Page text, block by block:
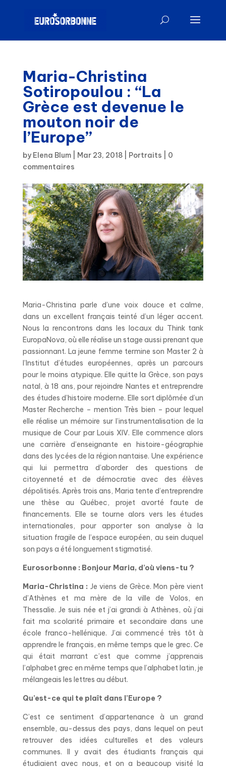
Maria-Christina
Sotiropoulou : “La
Grèce est devenue le
mouton noir de
l’Europe”
by Elena Blum| Mar 23, 2018| Portraits
0
commentaires
Maria-Christina parle d’une voix douce et calme,
dans un excellent français teinté d’un léger accent.
Nous la rencontrons dans les locaux du Think tank
EuropaNova, où elle réalise un stage aussi prenant que
passionnant. La jeune femme termine son Master 2 à
l’Institut d’études européennes, après un parcours
pour le moins atypique. Elle quitte la Grèce, son pays
natal, à 18 ans, pour rejoindre Nantes et entreprendre
des études d’histoire moderne. Elle sort diplômée d’un
Master Recherche – mention Très bien – pour lequel
elle réalise un mémoire sur l’instrumentalisation de la
musique de Cour par Louis XIV. Elle commence alors
une carrière d’enseignante en histoire-géographie
dans des lycées de la région nantaise. Une expérience
qui lui permettra d’aborder des questions de
citoyenneté et de démocratie avec des élèves
dépolitisés. Après trois ans, Maria tente d’entreprendre
une thèse au Québec, projet avorté faute de
financements. Elle se tourne alors vers les études
internationales, pour apporter son analyse à la
situation fragile de l’espace européen, au sein duquel
son pays a été longuement stigmatisé.
Eurosorbonne : Bonjour Maria, d’où viens-tu ?
Maria-Christina : Je viens de Grèce. Mon père vient
d’Athènes et ma mère de la ville de Volos, en
Thessalie. Je suis née et j’ai grandi à Athènes, où j’ai
fait ma scolarité primaire et secondaire dans une
école franco-hellénique. J’ai commencé très tôt à
apprendre le français, en même temps que le grec. Ce
qui était marrant c’est que comme j’apprenais
l’alphabet grec en même temps que l’alphabet latin, je
mélangeais les lettres au début.
Qu’est-ce qui te plaît dans l’Europe ?
C’est ce sentiment d’appartenance à un grand
ensemble, au-dessus des pays, dans lequel on peut
retrouver des idées culturelles et des valeurs
communes. Il y avait des étudiants français qui
étudiaient avec nous, et on a beaucoup visité la